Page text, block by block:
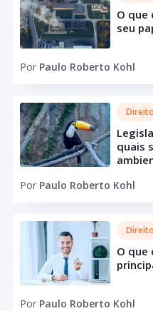
O que
seu
Por Paulo Roberto Kohl
quais
Por Paulo Roberto Kohl
O que
Por Paulo Roberto Kohl